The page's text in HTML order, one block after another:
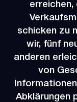
erreichen,
schicken zu
wir, fünf
anderen
von
Abklärungen